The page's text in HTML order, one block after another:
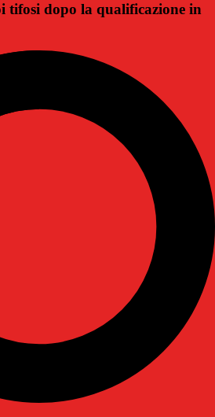
tifosi dopo la qualificazione in